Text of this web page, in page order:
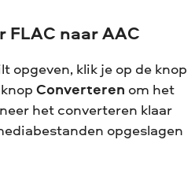
FLAC naar AAC
opgeven, klik je op de knop
Converteren om het
het converteren klaar
opgeslagen